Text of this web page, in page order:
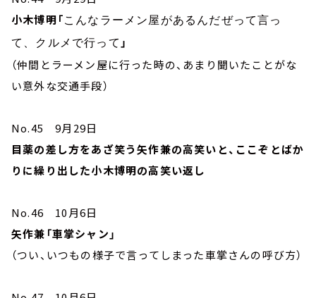
小木博明「こんなラーメン屋があるんだぜって言っ
て、クルメで行って 」
（仲間とラーメン屋に行った時の、あまり聞いたことがな
い意外な交通手段）
No.45 9月29日
目薬の差し方をあざ笑う矢作兼の高笑いと、ここぞとばか
りに繰り出した小木博明の高笑い返し
No.46 10月6日
矢作兼「車掌シャン」
（つい、いつもの様子で言ってしまった車掌さんの呼び方）